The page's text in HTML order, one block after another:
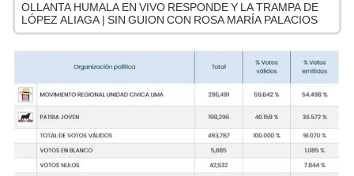
OLLANTA HUMALA EN VIVO RESPONDE Y LA TRAMPA DE
LÓPEZ ALIAGA | SIN GUION CON ROSA MARÍA PALACIOS